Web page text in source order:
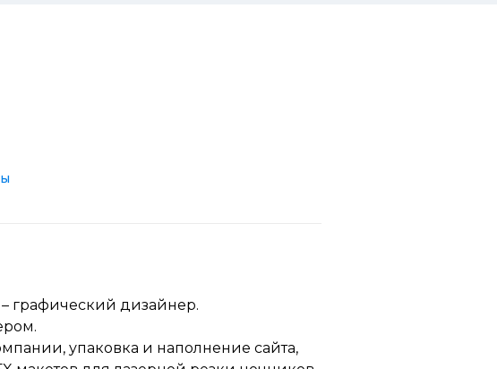
– графический дизайнер.
упаковка и наполнение сайта,